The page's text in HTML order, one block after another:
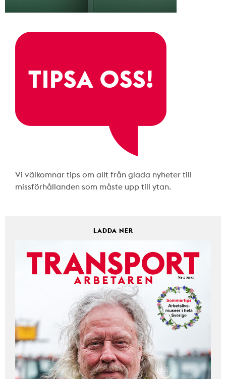
Vi välkomnar tips om allt från glada nyheter till
missförhållanden som måste upp till ytan.
LADDA NER